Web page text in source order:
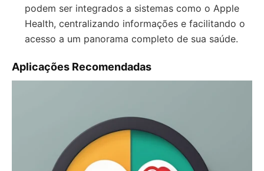
podem ser integrados a sistemas como o Apple
Health, centralizando informações e facilitando o
acesso a um panorama completo de sua saúde.
Aplicações Recomendadas